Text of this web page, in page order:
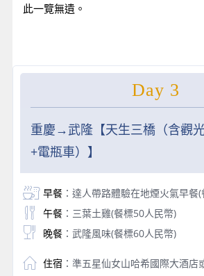
此一覽無遺。
Day 3
重慶→武隆【天生三橋（含觀
+電瓶車）】
早餐：達人帶路體驗在地煙火氣早餐
午餐：三葉土雞(餐標50人民幣)
晚餐：武隆風味(餐標60人民幣)
住宿 ：準五星仙女山哈希國際大酒